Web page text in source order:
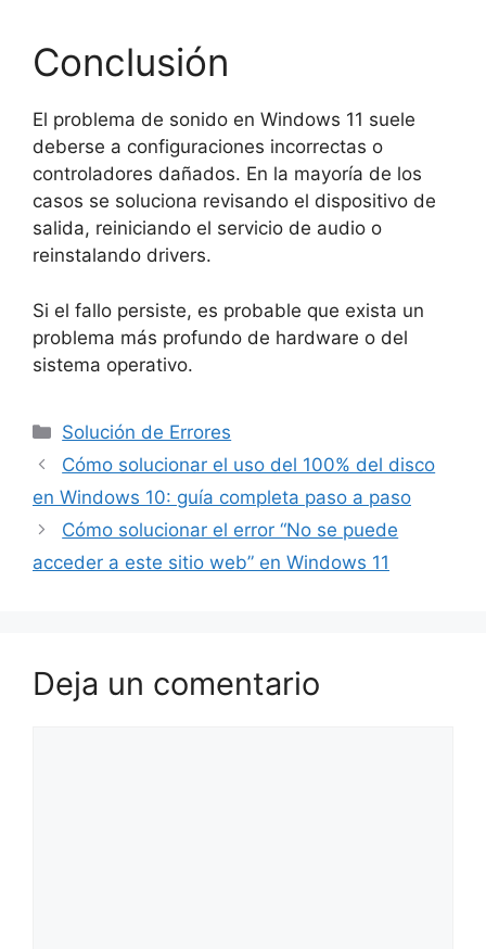
Conclusión
El problema de sonido en Windows 11 suele
deberse a configuraciones incorrectas o
controladores dañados. En la mayoría de los
casos se soluciona revisando el dispositivo de
salida, reiniciando el servicio de audio o
reinstalando drivers.
Si el fallo persiste, es probable que exista un
problema más profundo de hardware o del
sistema operativo.
Solución de Errores
Cómo solucionar el uso del 100% del disco
en Windows 10: guía completa paso a paso
Cómo solucionar el error “No se puede
acceder a este sitio web” en Windows 11
Deja un comentario